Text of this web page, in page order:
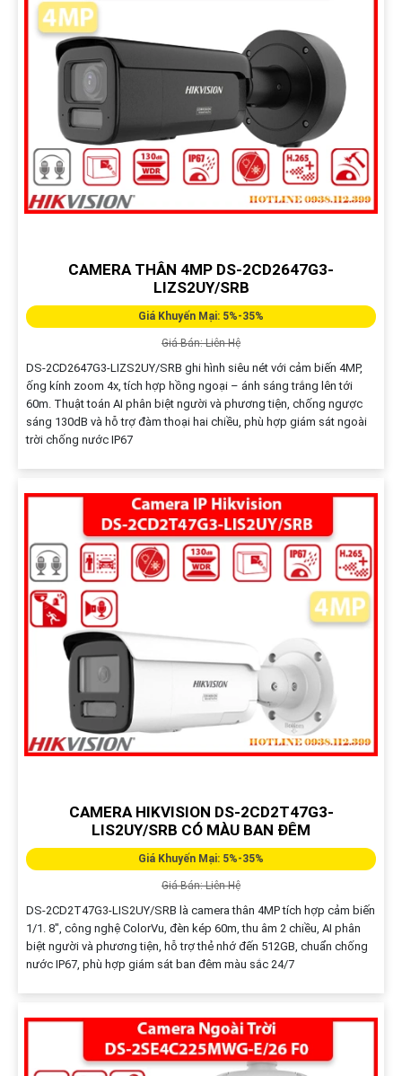
CAMERA THÂN 4MP DS-2CD2647G3-
LIZS2UY/SRB
Giá Khuyến Mại: 5%-35%
Giá Bán: Liên Hệ
DS-2CD2647G3-LIZS2UY/SRB ghi hình siêu nét với cảm biến 4MP,
ống kính zoom 4x, tích hợp hồng ngoại – ánh sáng trắng lên tới
60m. Thuật toán AI phân biệt người và phương tiện, chống ngược
sáng 130dB và hỗ trợ đàm thoại hai chiều, phù hợp giám sát ngoài
trời chống nước IP67
CAMERA HIKVISION DS-2CD2T47G3-
LIS2UY/SRB CÓ MÀU BAN ĐÊM
Giá Khuyến Mại: 5%-35%
Giá Bán: Liên Hệ
DS-2CD2T47G3-LIS2UY/SRB là camera thân 4MP tích hợp cảm biến
1/1. 8", công nghệ ColorVu, đèn kép 60m, thu âm 2 chiều, AI phân
biệt người và phương tiện, hỗ trợ thẻ nhớ đến 512GB, chuẩn chống
nước IP67, phù hợp giám sát ban đêm màu sắc 24/7